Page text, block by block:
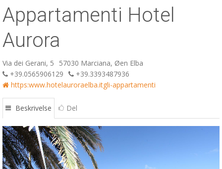
ESP
Appartamenti Hotel
Aurora
Via dei Gerani, 5
57030 Marciana, Øen Elba
+39.0565906129
+39.3393487936
https:www.hotelauroraelba.itgli-appartamenti
Beskrivelse Del